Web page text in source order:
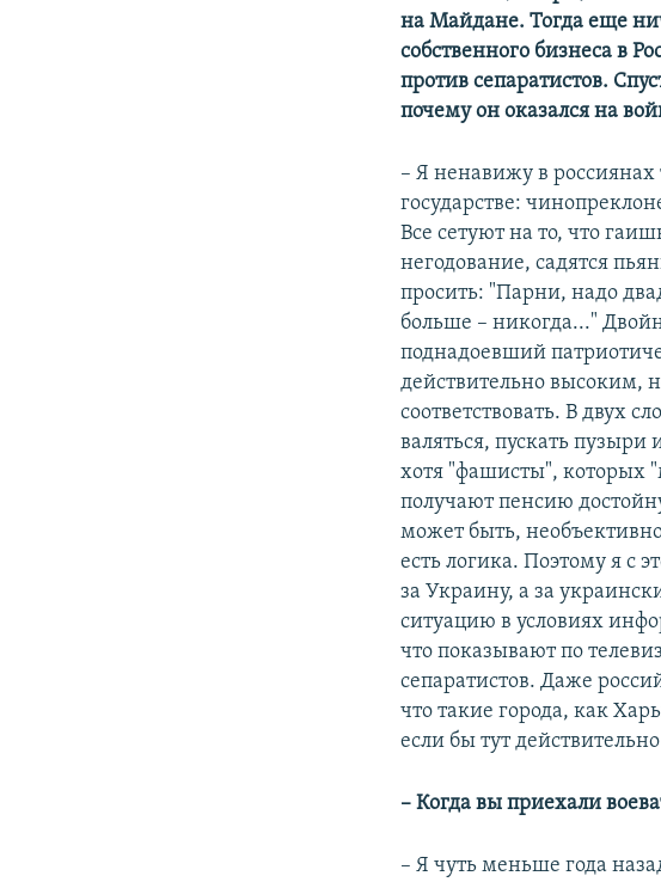
на Майдане. Тогда еще
собственного бизнеса в
против сепаратистов.
почему он оказался на
– Я ненавижу в
государстве:
Все сетуют на то, что
негодование, садятся
просить: "Парни, надо
больше – никогда..."
поднадоевший
действительно высоким,
соответствовать. В двух
валяться, пускать
хотя "фашисты", которых
получают пенсию
может быть,
есть логика. Поэтому я с
за Украину, а за
ситуацию в условиях
что показывают по
сепаратистов. Даже
что такие города, как
если бы тут
– Когда вы приехали
– Я чуть меньше года